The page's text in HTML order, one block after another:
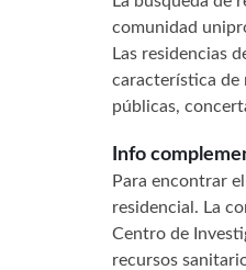
comunidad
Las residencias
característica de
públicas,
Info
Para encontrar
residencial. La
Centro de
recursos